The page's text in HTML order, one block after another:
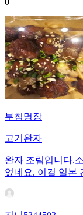
부침명장
고기완자
완자 조림입니다.
었네요. 이걸 일본